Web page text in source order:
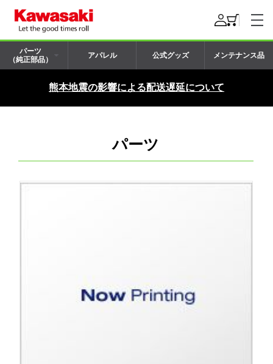
パーツ
（純正部品）
アパレル 公式グッズ メンテナンス品
熊本地震の影響による配送遅延について
パーツ